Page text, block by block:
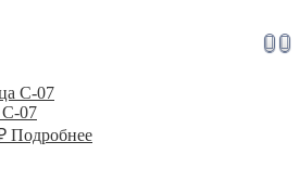
С-07
Подробнее